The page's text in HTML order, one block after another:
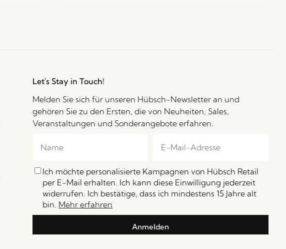
Let's Stay in Touch!
Melden Sie sich für unseren Hübsch-Newsletter an und
gehören Sie zu den Ersten, die von Neuheiten, Sales,
Veranstaltungen und Sonderangebote erfahren.
Ich möchte personalisierte Kampagnen von Hübsch Retail
per E-Mail erhalten. Ich kann diese Einwilligung jederzeit
widerrufen. Ich bestätige, dass ich mindestens 15 Jahre alt
bin. Mehr erfahren
Anmelden